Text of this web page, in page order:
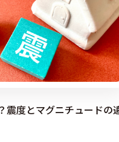
震度とマグニチュードの